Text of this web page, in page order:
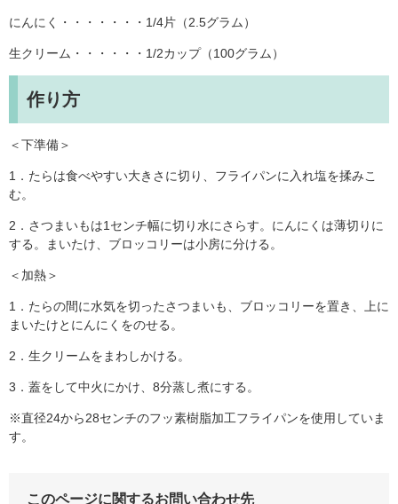
にんにく・・・・・・・1/4片（2.5グラム）
生クリーム・・・・・・1/2カップ（100グラム）
作り方
＜下準備＞
1．たらは食べやすい大きさに切り、フライパンに入れ塩を揉みこ
む。
2．さつまいもは1センチ幅に切り水にさらす。にんにくは薄切りに
する。まいたけ、ブロッコリーは小房に分ける。
＜加熱＞
1．たらの間に水気を切ったさつまいも、ブロッコリーを置き、上に
まいたけとにんにくをのせる。
2．生クリームをまわしかける。
3．蓋をして中火にかけ、8分蒸し煮にする。
※直径24から28センチのフッ素樹脂加工フライパンを使用していま
す。
このページに関するお問い合わせ先